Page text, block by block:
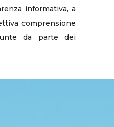
informativa, a
comprensione
da parte dei